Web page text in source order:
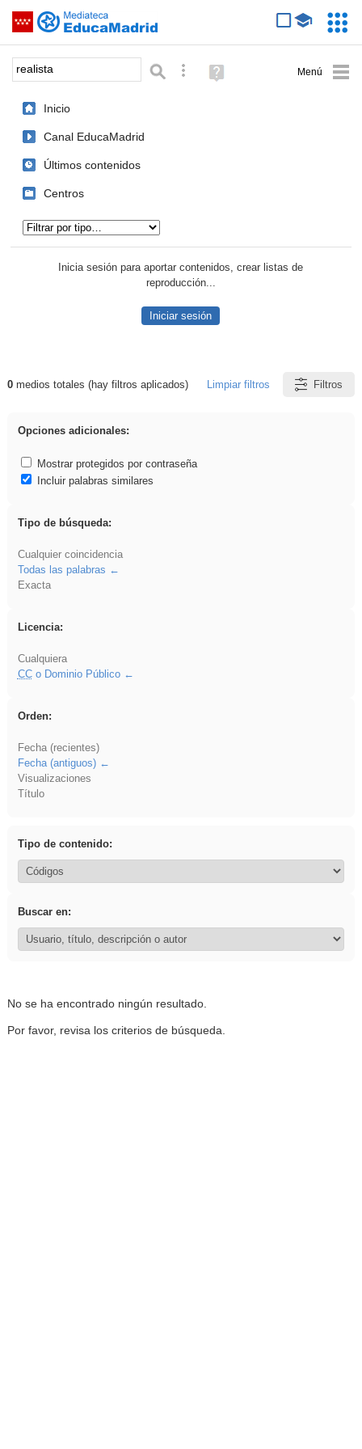
Saltar navegación
Palabra o frase: Búsqueda avanzada
Ayuda
(en
Inicio
Canal EducaMadrid
Últimos contenidos
Centros
Inicia sesión para aportar contenidos, crear listas de
reproducción...
Iniciar sesión
Resultados de: realista
0medios totales (hay filtros aplicados) Limpiar filtros Filtros
Opciones adicionales:
Mostrar protegidos por contraseña
Incluir palabras similares
Tipo de búsqueda:
Cualquier coincidencia
Todas las palabras
Exacta
Licencia:
Cualquiera
CCo Dominio Público
Orden:
Fecha (recientes)
Fecha (antiguos)
Visualizaciones
Título
Tipo de contenido:
Buscar en:
No se ha encontrado ningún resultado.
Por favor, revisa los criterios de búsqueda.